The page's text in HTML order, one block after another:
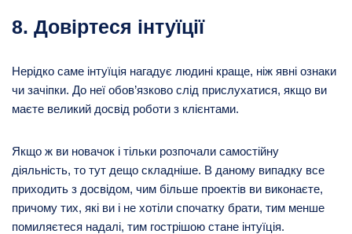
8. Довіртеся інтуїції
Нерідко саме інтуїція нагадує людині краще, ніж явні ознаки
чи зачіпки. До неї обов’язково слід прислухатися, якщо ви
маєте великий досвід роботи з клієнтами.
Якщо ж ви новачок і тільки розпочали самостійну
діяльність, то тут дещо складніше. В даному випадку все
приходить з досвідом, чим більше проектів ви виконаєте,
причому тих, які ви і не хотіли спочатку брати, тим менше
помиляєтеся надалі, тим гострішою стане інтуїція.